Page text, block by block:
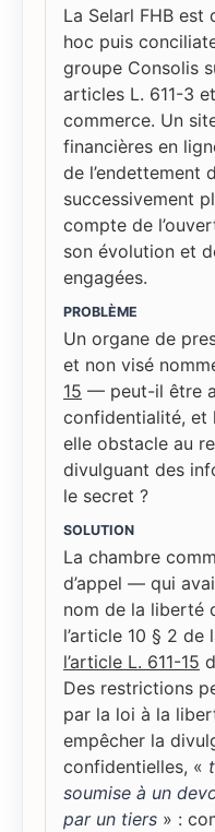
La Selarl FHB est
hoc puis
groupe Consolis
articles L. 611-3
commerce. Un
financières en
de l’endettement
successivement
compte de
son évolution et
engagées.
PROBLÈME
Un organe de
et non visé
15 — peut-il être
confidentialité, et
elle obstacle au
divulguant des
le secret ?
SOLUTION
La chambre
d’appel — qui
nom de la liberté
l’article 10 § 2
l’article L. 611-15
Des restrictions
par la loi à la
empêcher la
confidentielles, «
soumise à un
par un tiers » :